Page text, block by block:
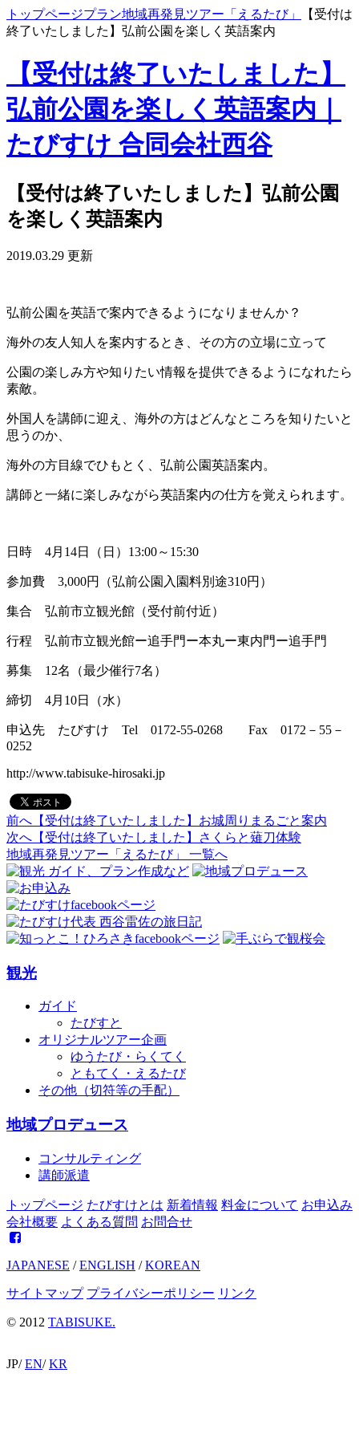
トップページプラン地域再発見ツアー「えるたび」
【受付は
終了いたしました】弘前公園を楽しく英語案内
【受付は終了いたしました】
弘前公園を楽しく英語案内｜
たびすけ 合同会社西谷
【受付は終了いたしました】弘前公園
を楽しく英語案内
2019.03.29 更新
弘前公園を英語で案内できるようになりませんか？
海外の友人知人を案内するとき、その方の立場に立って
公園の楽しみ方や知りたい情報を提供できるようになれたら
素敵。
外国人を講師に迎え、海外の方はどんなところを知りたいと
思うのか、
海外の方目線でひもとく、弘前公園英語案内。
講師と一緒に楽しみながら英語案内の仕方を覚えられます。
日時 4月14日（日）13:00～15:30
参加費 3,000円（弘前公園入園料別途310円）
集合 弘前市立観光館（受付前付近）
行程 弘前市立観光館ー追手門ー本丸ー東内門ー追手門
募集 12名（最少催行7名）
締切 4月10日（水）
申込先 たびすけ Tel 0172-55-0268 Fax 0172－55－
0252
http://www.tabisuke-hirosaki.jp
投
稿
ナ
ビ
ゲ
シ
前へ 【受付は終了いたしました】お城周りまるごと案内
次へ 【受付は終了いたしました】さくらと薙刀体験
地域再発見ツアー「えるたび」 一覧へ
観光
ガイド
たびすと
オリジナルツアー企画
ゆうたび・らくてく
ともてく・えるたび
その他（切符等の手配）
地域プロデュース
コンサルティング
講師派遣
トップページ たびすけとは 新着情報 料金について お申込み
会社概要 よくある質問 お問合せ
JAPANESE /ENGLISH /KOREAN
サイトマップ プライバシーポリシー リンク
© 2012 TABISUKE.
JP/EN/KR